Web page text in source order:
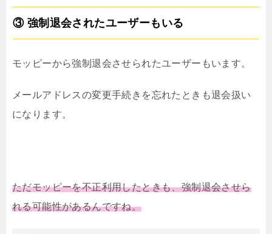
③ 強制退会されたユーザーもいる
モッピーから強制退会させられたユーザーもいます。
メールアドレスの変更手続きを忘れたときも退会扱い
になります。
ただモッピーを不正利用したときも、強制退会させら
れる可能性があるんですね。